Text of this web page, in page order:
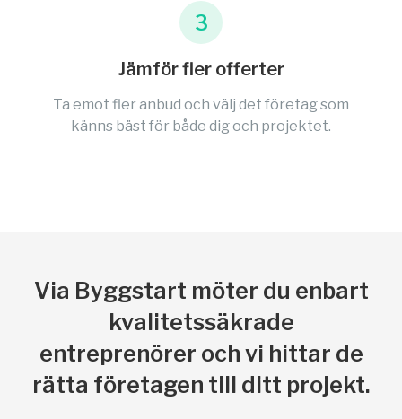
3
Jämför fler offerter
Ta emot fler anbud och välj det företag som
känns bäst för både dig och projektet.
Via Byggstart möter du enbart
kvalitetssäkrade
entreprenörer och vi hittar de
rätta företagen till ditt projekt.